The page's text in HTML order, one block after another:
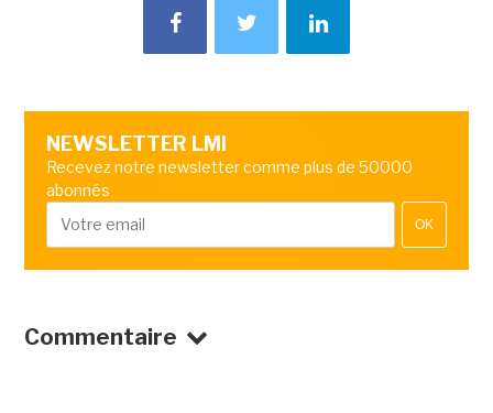
NEWSLETTER LMI
Recevez notre newsletter comme plus de 50000
abonnés
OK
Commentaire